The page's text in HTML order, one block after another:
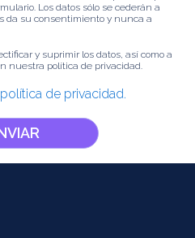
Los datos sólo se cederán a
da su consentimiento y nunca a
y suprimir los datos, así como a
nuestra política de privacidad.
política de privacidad.